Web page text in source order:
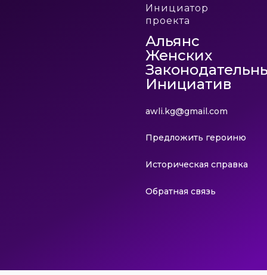
Инициатор
проекта
Альянс
Женских
Инициатив
awli.kg@gmail.com
Предложить героиню
Историческая справка
Обратная связь